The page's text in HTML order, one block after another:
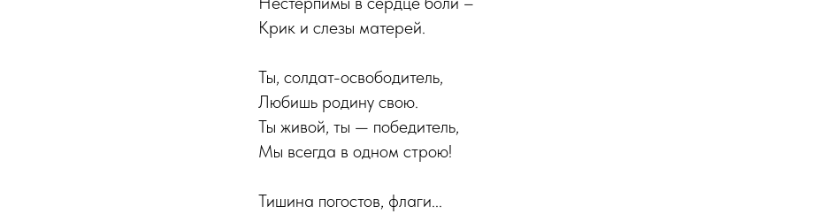
Крик и слезы матерей.
Ты, солдат-освободитель,
Любишь родину свою.
Ты живой, ты — победитель,
Мы всегда в одном строю!
Тишина погостов, флаги...